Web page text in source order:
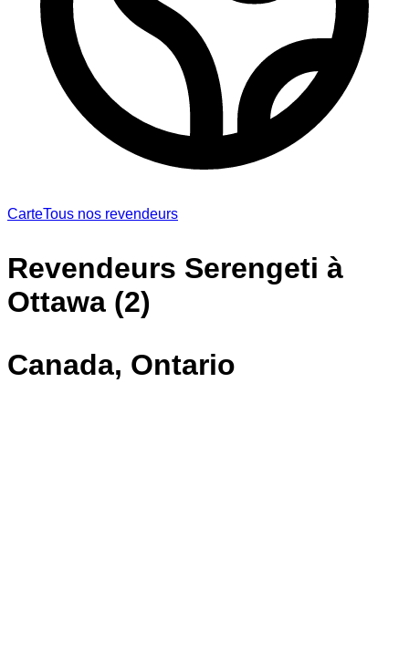
CarteTous nos revendeurs
Revendeurs Serengeti à
Ottawa (2)
Canada, Ontario